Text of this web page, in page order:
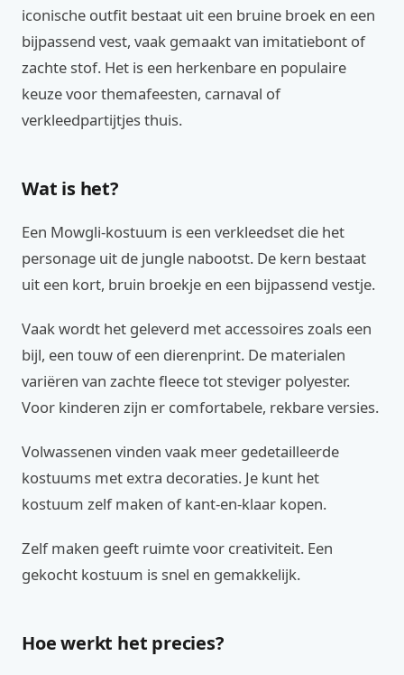
iconische outfit bestaat uit een bruine broek en een
bijpassend vest, vaak gemaakt van imitatiebont of
zachte stof. Het is een herkenbare en populaire
keuze voor themafeesten, carnaval of
verkleedpartijtjes thuis.
Wat is het?
Een Mowgli-kostuum is een verkleedset die het
personage uit de jungle nabootst. De kern bestaat
uit een kort, bruin broekje en een bijpassend vestje.
Vaak wordt het geleverd met accessoires zoals een
bijl, een touw of een dierenprint. De materialen
variëren van zachte fleece tot steviger polyester.
Voor kinderen zijn er comfortabele, rekbare versies.
Volwassenen vinden vaak meer gedetailleerde
kostuums met extra decoraties. Je kunt het
kostuum zelf maken of kant-en-klaar kopen.
Zelf maken geeft ruimte voor creativiteit. Een
gekocht kostuum is snel en gemakkelijk.
Hoe werkt het precies?